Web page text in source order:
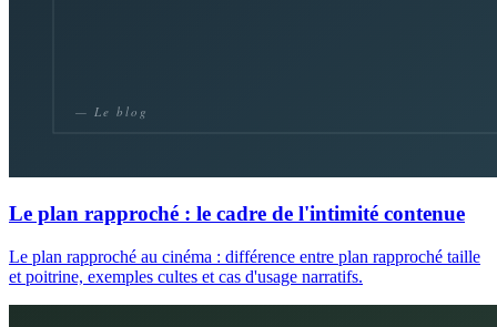
Le plan rapproché : le cadre de l'intimité contenue
Le plan rapproché au cinéma : différence entre plan rapproché taille
et poitrine, exemples cultes et cas d'usage narratifs.